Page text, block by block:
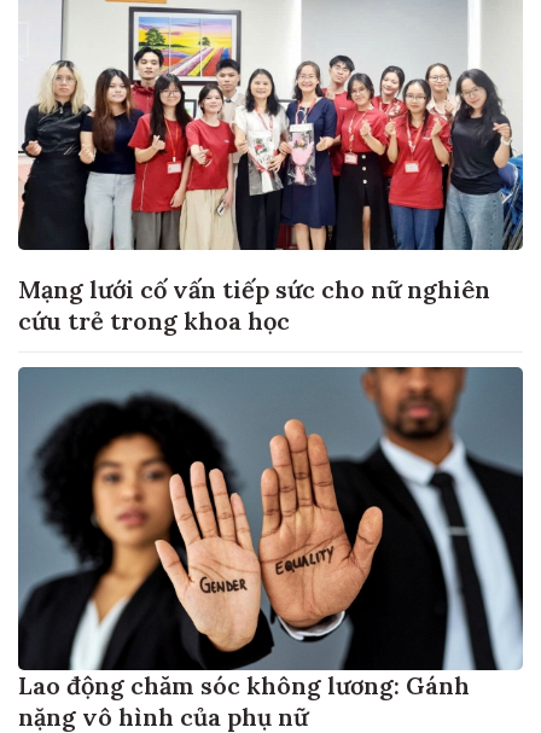
Mạng lưới cố vấn tiếp sức cho nữ nghiên
cứu trẻ trong khoa học
Lao động chăm sóc không lương: Gánh
nặng vô hình của phụ nữ